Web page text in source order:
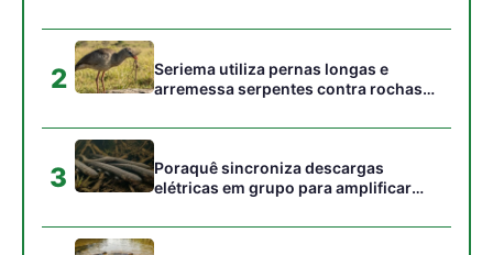
acumulados em sua pele
2
Seriema utiliza pernas longas e
arremessa serpentes contra rochas
campos
3
Poraquê sincroniza descargas
elétricas em grupo para amplificar
peixes maiores na Amazônia